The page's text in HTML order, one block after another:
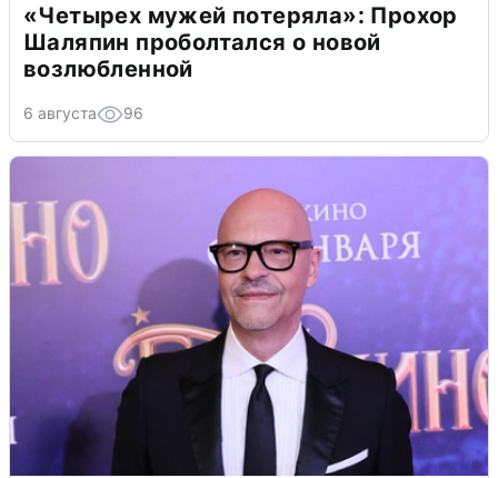
«Четырех мужей потеряла»: Прохор
Шаляпин проболтался о новой
возлюбленной
6 августа 96